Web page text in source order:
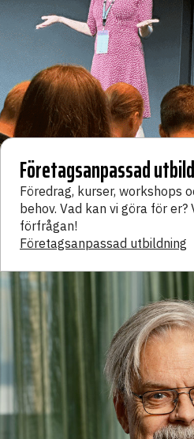
Företagsanpassad
Föredrag, kurser, workshops
behov. Vad kan vi göra för
förfrågan!
Företagsanpassad utbildning